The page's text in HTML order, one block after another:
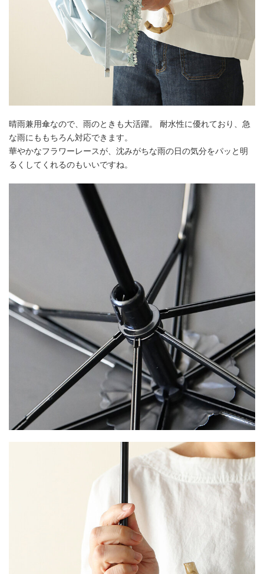
晴雨兼用傘なので、雨のときも大活躍。 耐水性に優れており、急
な雨にももちろん対応できます。
華やかなフラワーレースが、沈みがちな雨の日の気分をパッと明
るくしてくれるのもいいですね。